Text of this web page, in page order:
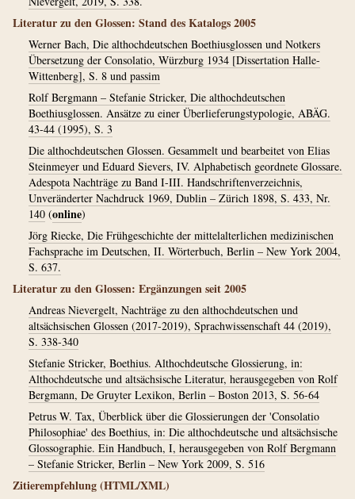
Literatur zu den Glossen: Stand des Katalogs 2005
Werner Bach, Die althochdeutschen Boethiusglossen und Notkers
Übersetzung der Consolatio, Würzburg 1934 [Dissertation Halle-
Wittenberg], S. 8 und passim
Rolf Bergmann – Stefanie Stricker, Die althochdeutschen
Boethiusglossen. Ansätze zu einer Überlieferungstypologie, ABÄG.
43-44 (1995), S. 3
Die althochdeutschen Glossen. Gesammelt und bearbeitet von Elias
Steinmeyer und Eduard Sievers, IV. Alphabetisch geordnete Glossare.
Adespota Nachträge zu Band I-III. Handschriftenverzeichnis,
Unveränderter Nachdruck 1969, Dublin – Zürich 1898, S. 433, Nr.
140 (online)
Jörg Riecke, Die Frühgeschichte der mittelalterlichen medizinischen
Fachsprache im Deutschen, II. Wörterbuch, Berlin – New York 2004,
S. 637.
Literatur zu den Glossen: Ergänzungen seit 2005
Andreas Nievergelt, Nachträge zu den althochdeutschen und
altsächsischen Glossen (2017-2019), Sprachwissenschaft 44 (2019),
S. 338-340
Stefanie Stricker, Boethius. Althochdeutsche Glossierung, in:
Althochdeutsche und altsächsische Literatur, herausgegeben von Rolf
Bergmann, De Gruyter Lexikon, Berlin – Boston 2013, S. 56-64
Petrus W. Tax, Überblick über die Glossierungen der 'Consolatio
Philosophiae' des Boethius, in: Die althochdeutsche und altsächsische
Glossographie. Ein Handbuch, I, herausgegeben von Rolf Bergmann
– Stefanie Stricker, Berlin – New York 2009, S. 516
Zitierempfehlung (HTML/XML)